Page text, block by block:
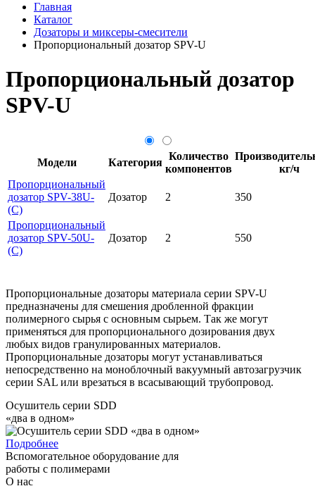
Главная
Каталог
Дозаторы и миксеры-смесители
Пропорциональный дозатор SPV-U
Пропорциональный дозатор
SPV-U
Модели Категория
Количество
компонентов
кг/ч
Пропорциональный
дозатор SPV-38U-
(C)
Дозатор 2 350
Пропорциональный
дозатор SPV-50U-
(C)
Дозатор 2 550
Пропорциональные дозаторы материала серии SPV-U
предназначены для смешения дробленной фракции
полимерного сырья с основным сырьем. Так же могут
применяться для пропорционального дозирования двух
любых видов гранулированных материалов.
Пропорциональные дозаторы могут устанавливаться
непосредственно на моноблочный вакуумный автозагрузчик
серии SAL или врезаться в всасывающий трубопровод.
Осушитель серии SDD
«два в одном»
Подробнее
Вспомогательное оборудование для
работы с полимерами
О нас